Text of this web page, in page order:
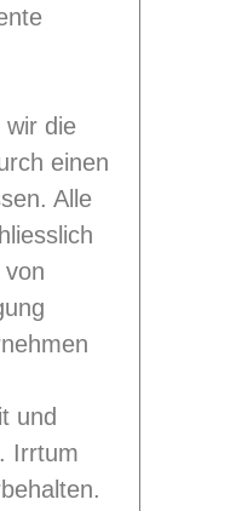
wir die
einen
Alle
und
Irrtum